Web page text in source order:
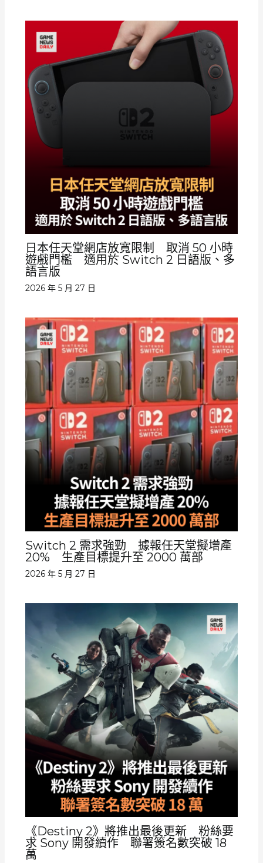
日本任天堂網店放寬限制 取消 50 小時
遊戲門檻 適用於 Switch 2 日語版、多
語言版
2026 年 5 月 27 日
Switch 2 需求強勁 據報任天堂擬增產
20% 生產目標提升至 2000 萬部
2026 年 5 月 27 日
《Destiny 2》將推出最後更新 粉絲要
求 Sony 開發續作 聯署簽名數突破 18
萬